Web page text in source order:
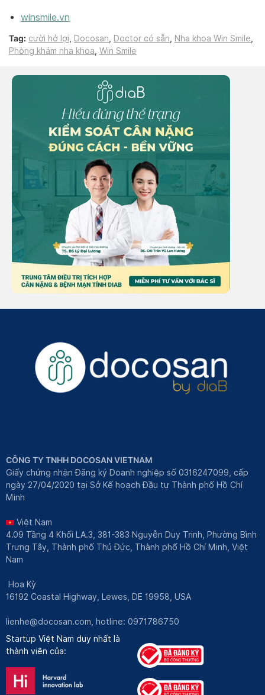
winsmile.vn
Tag: cười hở lợi, Docosan, Doctor có sẵn, Nha khoa Win Smile,
Phòng khám nha khoa, Win Smile
CÔNG TY TNHH DOCOSAN VIETNAM
Giấy chứng nhận Đăng ký Doanh nghiệp số 0316247099, cấp
ngày 27/04/2020 tại Sở Kế hoạch Đầu tư Thành phố Hồ Chí
Minh
Việt Nam
4.09 Tầng 4 Khối LA.3, 381-383 Nguyễn Duy Trinh, Phường Bình
Trưng Tây, Thành phố Thủ Đức, Thành phố Hồ Chí Minh, Việt
Nam
Hoa Kỳ
16192 Coastal Highway, Lewes, DE 19958, USA
lienhe@docosan.com, hotline: 0971786750
Startup Việt Nam duy nhất là
thành viên của: